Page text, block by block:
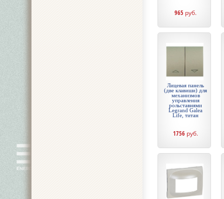
965 руб.
Лицевая панель
(две клавиши) для
механизмов
управления
рольставнями
Legrand Galea
Life, титан
1756 руб.